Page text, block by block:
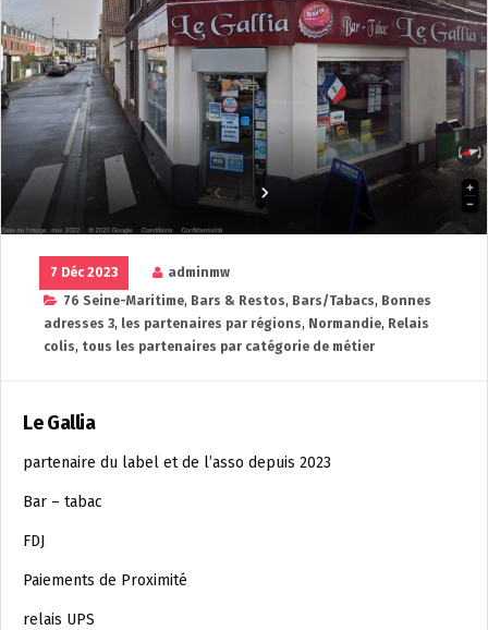
7 Déc 2023
adminmw
76 Seine-Maritime, Bars & Restos, Bars/Tabacs, Bonnes
adresses 3, les partenaires par régions, Normandie, Relais
colis, tous les partenaires par catégorie de métier
Le Gallia
partenaire du label et de l’asso depuis 2023
Bar – tabac
FDJ
Paiements de Proximité
relais UPS